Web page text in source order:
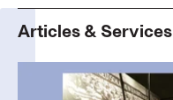
„…
Articles & Services